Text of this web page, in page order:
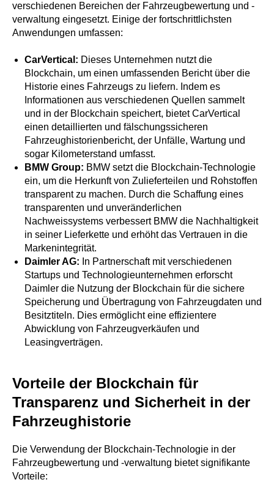
verschiedenen Bereichen der Fahrzeugbewertung und -
verwaltung eingesetzt. Einige der fortschrittlichsten
Anwendungen umfassen:
CarVertical: Dieses Unternehmen nutzt die
Blockchain, um einen umfassenden Bericht über die
Historie eines Fahrzeugs zu liefern. Indem es
Informationen aus verschiedenen Quellen sammelt
und in der Blockchain speichert, bietet CarVertical
einen detaillierten und fälschungssicheren
Fahrzeughistorienbericht, der Unfälle, Wartung und
sogar Kilometerstand umfasst.
BMW Group: BMW setzt die Blockchain-Technologie
ein, um die Herkunft von Zulieferteilen und Rohstoffen
transparent zu machen. Durch die Schaffung eines
transparenten und unveränderlichen
Nachweissystems verbessert BMW die Nachhaltigkeit
in seiner Lieferkette und erhöht das Vertrauen in die
Markenintegrität.
Daimler AG: In Partnerschaft mit verschiedenen
Startups und Technologieunternehmen erforscht
Daimler die Nutzung der Blockchain für die sichere
Speicherung und Übertragung von Fahrzeugdaten und
Besitztiteln. Dies ermöglicht eine effizientere
Abwicklung von Fahrzeugverkäufen und
Leasingverträgen.
Vorteile der Blockchain für
Transparenz und Sicherheit in der
Fahrzeughistorie
Die Verwendung der Blockchain-Technologie in der
Fahrzeugbewertung und -verwaltung bietet signifikante
Vorteile: